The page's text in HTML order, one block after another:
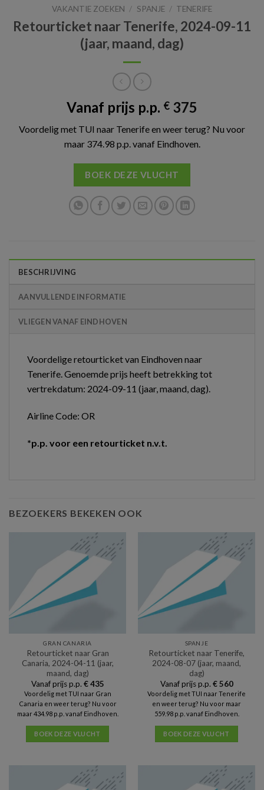
VAKANTIE ZOEKEN / SPANJE / TENERIFE
Retourticket naar Tenerife, 2024-09-11
(jaar, maand, dag)
Vanaf prijs p.p. € 375
Voordelig met TUI naar Tenerife en weer terug? Nu voor
maar 374.98 p.p. vanaf Eindhoven.
BOEK DEZE VLUCHT
BESCHRIJVING
AANVULLENDE INFORMATIE
VLIEGEN VANAF EINDHOVEN
Voordelige retourticket van Eindhoven naar
Tenerife. Genoemde prijs heeft betrekking tot
vertrekdatum: 2024-09-11 (jaar, maand, dag).
Airline Code: OR
*p.p. voor een retourticket n.v.t.
BEZOEKERS BEKEKEN OOK
GRAN CANARIA
Retourticket naar Gran
Canaria, 2024-04-11 (jaar,
maand, dag)
Vanaf prijs p.p. €435
Voordelig met TUI naar Gran
Canaria en weer terug? Nu voor
maar 434.98 p.p. vanaf Eindhoven.
BOEK DEZE VLUCHT
SPANJE
Retourticket naar Tenerife,
2024-08-07 (jaar, maand,
dag)
Vanaf prijs p.p. €560
Voordelig met TUI naar Tenerife
en weer terug? Nu voor maar
559.98 p.p. vanaf Eindhoven.
BOEK DEZE VLUCHT